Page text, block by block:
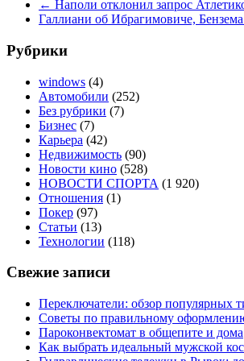
← Наполи отклонил запрос
Галлиани об Ибрагимовиче,
Рубрики
windows (4)
Автомобили (252)
Без рубрики (7)
Бизнес (7)
Карьера (42)
Недвижимость (90)
Новости кино (528)
НОВОСТИ СПОРТА (1 920)
Отношения (1)
Покер (97)
Статьи (13)
Технологии (118)
Свежие записи
Переключатели: обзор популярных
Советы по правильному
Пароконвектомат в общепите и дома
Как выбрать идеальный мужской